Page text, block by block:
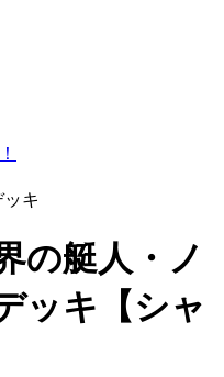
キ
の艇人・ノ
ッキ【シャ